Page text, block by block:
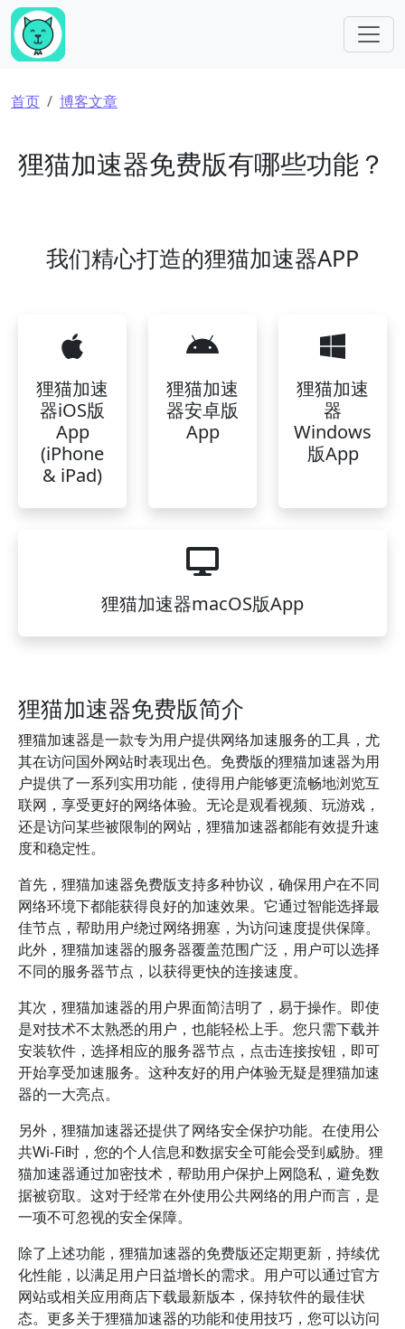
跳转到主要内容
面包屑
首页 博客文章
狸猫加速器免费版有哪些功能？
我们精心打造的狸猫加速器APP
狸猫加速
器iOS版
App
(iPhone
& iPad)
狸猫加速
器安卓版
App
狸猫加速
器
Windows
版App
狸猫加速器macOS版App
狸猫加速器免费版简介
狸猫加速器是一款专为用户提供网络加速服务的工具，尤
其在访问国外网站时表现出色。免费版的狸猫加速器为用
户提供了一系列实用功能，使得用户能够更流畅地浏览互
联网，享受更好的网络体验。无论是观看视频、玩游戏，
还是访问某些被限制的网站，狸猫加速器都能有效提升速
度和稳定性。
首先，狸猫加速器免费版支持多种协议，确保用户在不同
网络环境下都能获得良好的加速效果。它通过智能选择最
佳节点，帮助用户绕过网络拥塞，为访问速度提供保障。
此外，狸猫加速器的服务器覆盖范围广泛，用户可以选择
不同的服务器节点，以获得更快的连接速度。
其次，狸猫加速器的用户界面简洁明了，易于操作。即使
是对技术不太熟悉的用户，也能轻松上手。您只需下载并
安装软件，选择相应的服务器节点，点击连接按钮，即可
开始享受加速服务。这种友好的用户体验无疑是狸猫加速
器的一大亮点。
另外，狸猫加速器还提供了网络安全保护功能。在使用公
共Wi-Fi时，您的个人信息和数据安全可能会受到威胁。狸
猫加速器通过加密技术，帮助用户保护上网隐私，避免数
据被窃取。这对于经常在外使用公共网络的用户而言，是
一项不可忽视的安全保障。
除了上述功能，狸猫加速器的免费版还定期更新，持续优
化性能，以满足用户日益增长的需求。用户可以通过官方
网站或相关应用商店下载最新版本，保持软件的最佳状
态。更多关于狸猫加速器的功能和使用技巧，您可以访问